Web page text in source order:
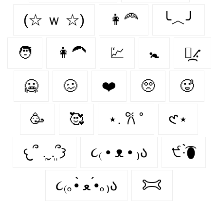
(☆ ｗ ☆) 👩‍🦰 ╰︿╯
🧑 👩‍🦱 💹 🚼 ⳻᷼⳺
🥶️ 🥴️ ❤️️ 🥺️ 🥵️
🥳️ 🥰️ ⋆. 𐙚 ˚ 𑣲⋆
𐔌՞ ܸ.ˬ.ܸ՞𐦯 ૮₍ • ᴥ • ₎ა ੯·̀͡⬮
૮₍｡•̀ ﻌ •́｡₎ა 𐂯